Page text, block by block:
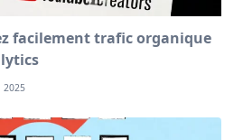
facilement trafic organique
2025